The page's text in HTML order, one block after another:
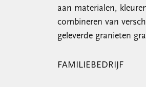
aan materialen,
combineren van
geleverde granieten
FAMILIEBEDRIJF